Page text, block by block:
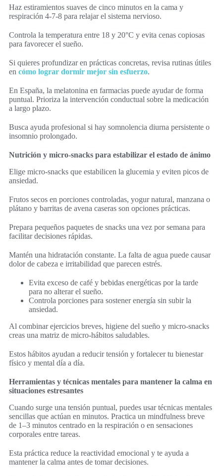
Haz estiramientos suaves de cinco minutos en la cama y
respiración 4-7-8 para relajar el sistema nervioso.
Controla la temperatura entre 18 y 20°C y evita cenas copiosas
para favorecer el sueño.
Si quieres profundizar en prácticas concretas, revisa rutinas útiles
en cómo lograr dormir mejor sin esfuerzo.
En España, la melatonina en farmacias puede ayudar de forma
puntual. Prioriza la intervención conductual sobre la medicación
a largo plazo.
Busca ayuda profesional si hay somnolencia diurna persistente o
insomnio prolongado.
Nutrición y micro-snacks para estabilizar el estado de ánimo
Elige micro-snacks que estabilicen la glucemia y eviten picos de
ansiedad.
Frutos secos en porciones controladas, yogur natural, manzana o
plátano y barritas de avena caseras son opciones prácticas.
Prepara pequeños paquetes de snacks una vez por semana para
facilitar decisiones rápidas.
Mantén una hidratación constante. La falta de agua puede causar
dolor de cabeza e irritabilidad que parecen estrés.
Evita exceso de café y bebidas energéticas por la tarde
para no alterar el sueño.
Controla porciones para sostener energía sin subir la
ansiedad.
Al combinar ejercicios breves, higiene del sueño y micro-snacks
creas una matriz de micro-hábitos saludables.
Estos hábitos ayudan a reducir tensión y fortalecer tu bienestar
físico y mental día a día.
Herramientas y técnicas mentales para mantener la calma en
situaciones estresantes
Cuando surge una tensión puntual, puedes usar técnicas mentales
sencillas que actúan en minutos. Practica un mindfulness breve
de 1–3 minutos centrado en la respiración o en sensaciones
corporales entre tareas.
Esta práctica reduce la reactividad emocional y te ayuda a
mantener la calma antes de tomar decisiones.